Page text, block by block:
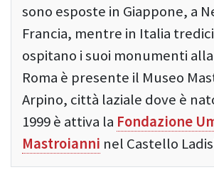
sono esposte in Giappone, a
Francia, mentre in Italia
ospitano i suoi monumenti
Roma è presente il Museo
Arpino, città laziale dove è
1999 è attiva la Fondazione
Mastroianni nel Castello